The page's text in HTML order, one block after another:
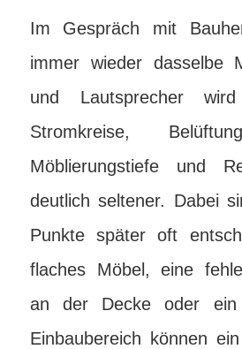
Im Gespräch mit
immer wieder dasselbe
und Lautsprecher
Stromkreise,
Möblierungstiefe und
deutlich seltener. Dabei
Punkte später oft
flaches Möbel, eine
an der Decke oder ein
Einbaubereich können